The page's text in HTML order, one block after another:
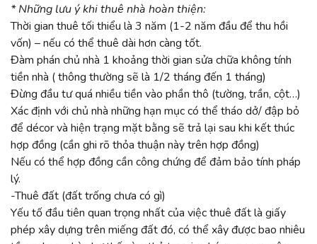
* Những lưu ý khi thuê nhà hoàn thiện:
Thời gian thuê tối thiểu là 3 năm (1-2 năm đầu để thu hồi
vốn) – nếu có thể thuê dài hơn càng tốt.
Đàm phán chủ nhà 1 khoảng thời gian sửa chữa không tính
tiền nhà ( thông thường sẽ là 1/2 tháng đến 1 tháng)
Đừng đầu tư quá nhiều tiền vào phần thô (tường, trần, cột…)
Xác định với chủ nhà những hạn mục có thể tháo dở/ đập bỏ
để décor và hiện trạng mặt bằng sẽ trả lại sau khi kết thúc
hợp đồng (cần ghi rõ thỏa thuận này trên hợp đồng)
Nếu có thể hợp đồng cần công chứng để đảm bảo tính pháp
lý.
-Thuê đất (đất trống chưa có gì)
Yếu tố đầu tiên quan trọng nhất của việc thuê đất là giấy
phép xây dựng trên miếng đất đó, có thể xây được bao nhiêu